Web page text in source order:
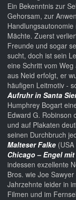
Ein Bekenntnis zur
Gehorsam, zur
Mächte. Zuerst
Freunde und sogar
sucht, doch ist sein
eine Schritt vom
aus Neid erfolgt, er
häufigen Leitmotiv -
Aufruhr in Santa
Humphrey Bogart
Edward G. Robinson
und auf Plakaten
seinen Durchbruch
Malteser Falke
Chicago – Engel
indessen exzellente
Bros. wie Joe
Jahrzehnte leider in
Filmen und im